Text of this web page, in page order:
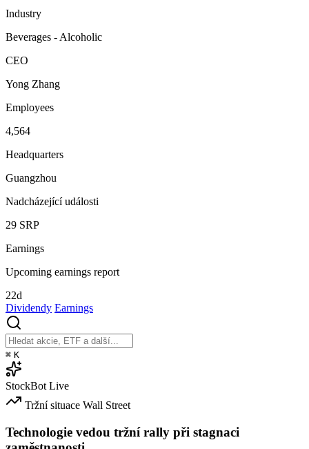
Industry
Beverages - Alcoholic
CEO
Yong Zhang
Employees
4,564
Headquarters
Guangzhou
Nadcházející události
29 SRP
Earnings
Upcoming earnings report
22d
Dividendy Earnings
⌘ K
StockBot Live
Tržní situace Wall Street
Technologie vedou tržní rally při stagnaci